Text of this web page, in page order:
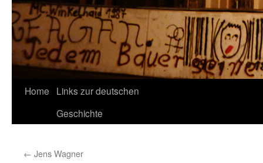
Home
Links zur deutschen
Geschichte
← Jens Wagner